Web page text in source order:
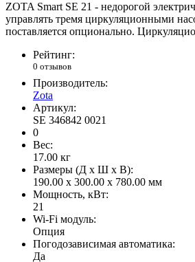
ZOTA Smart SE 21 - недорогой
управлять тремя циркуляционными
поставляется опционально.
Рейтинг:
0 отзывов
Производитель:
Zota
Артикул:
SE 346842 0021
0
Вес:
17.00 кг
Размеры (Д x Ш x В):
190.00 x 300.00 x 780.00 мм
Мощность, кВт:
21
Wi-Fi модуль:
Опция
Погодозависимая автоматика:
Да